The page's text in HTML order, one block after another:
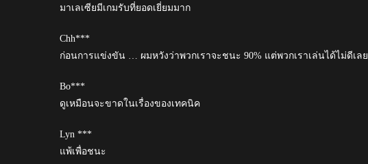
มาเลเซียมีเกมรับที่ยอดเยี่ยมมาก
Chh***
ก่อนการแข่งขัน … ผมหวังว่าพวกเราจะชนะ 90% แต่พวกเราเล่นได้ไม่ดีเลย
Bo***
ดูเหมือนจะขาดในเรื่องของเทคนิค
Lyn ***
แพ้เพื่อชนะ